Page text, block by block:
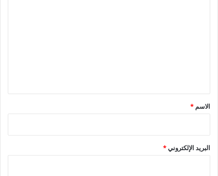
*
الاسم *
البريد الإلكتروني*